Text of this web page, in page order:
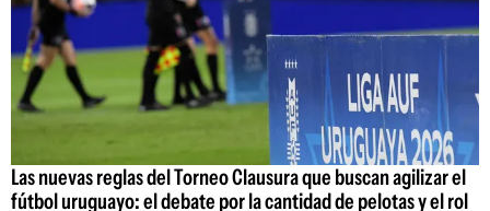
Las nuevas reglas del Torneo Clausura que buscan agilizar el
fútbol uruguayo: el debate por la cantidad de pelotas y el rol